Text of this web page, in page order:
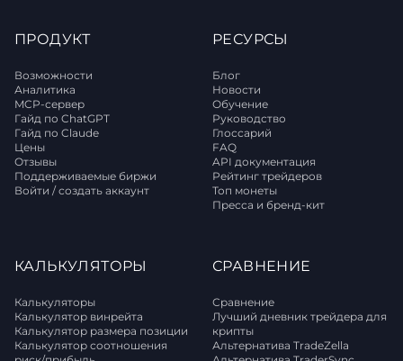
ПРОДУКТ
Возможности
Аналитика
MCP-сервер
Гайд по ChatGPT
Гайд по Claude
Цены
Отзывы
Поддерживаемые биржи
Войти / создать аккаунт
РЕСУРСЫ
Блог
Новости
Обучение
Руководство
Глоссарий
FAQ
API документация
Рейтинг трейдеров
Топ монеты
Пресса и бренд-кит
КАЛЬКУЛЯТОРЫ
Калькуляторы
Калькулятор винрейта
Калькулятор размера позиции
Калькулятор соотношения
СРАВНЕНИЕ
Сравнение
Лучший дневник трейдера для
крипты
Альтернатива TradeZella